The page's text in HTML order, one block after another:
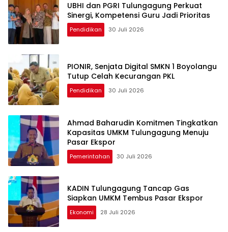
UBHI dan PGRI Tulungagung Perkuat
Sinergi, Kompetensi Guru Jadi Prioritas
Pendidikan 30 Juli 2026
PIONIR, Senjata Digital SMKN 1 Boyolangu
Tutup Celah Kecurangan PKL
Pendidikan 30 Juli 2026
Ahmad Baharudin Komitmen Tingkatkan
Kapasitas UMKM Tulungagung Menuju
Pasar Ekspor
Pemerintahan 30 Juli 2026
KADIN Tulungagung Tancap Gas
Siapkan UMKM Tembus Pasar Ekspor
Ekonomi 28 Juli 2026